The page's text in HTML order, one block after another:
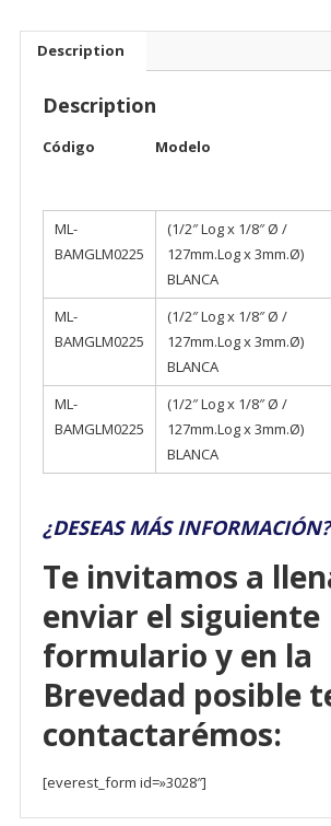
Description
Description
Código Modelo
ML-
BAMGLM0225
(1/2″ Log x 1/8″ Ø /
127mm.Log x 3mm.Ø)
BLANCA
ML-
BAMGLM0225
(1/2″ Log x 1/8″ Ø /
127mm.Log x 3mm.Ø)
BLANCA
ML-
BAMGLM0225
(1/2″ Log x 1/8″ Ø /
127mm.Log x 3mm.Ø)
BLANCA
¿DESEAS MÁS INFORMACIÓN?
Te invitamos a
enviar el siguiente
formulario y en la
Brevedad posible
contactarémos:
[everest_form id=»3028″]